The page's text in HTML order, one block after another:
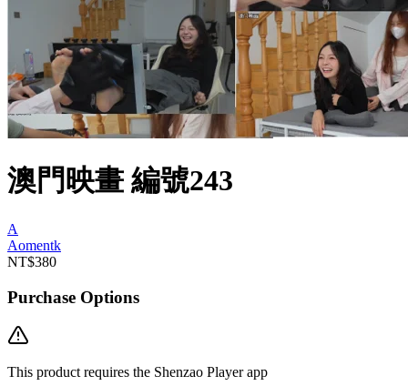
澳門映畫 編號243
A
Aomentk
NT$380
Purchase Options
This product requires the Shenzao Player app